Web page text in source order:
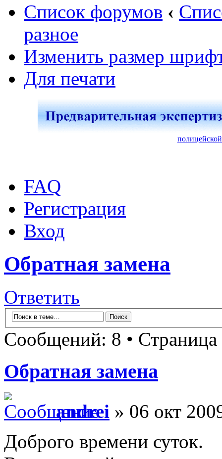
Список форумов ‹
разное
Изменить размер
Для печати
FAQ
Регистрация
Вход
Обратная замена
Ответить
Сообщений: 8 • Страница
Обратная замена
andrei » 06 окт
Доброго времени суток.